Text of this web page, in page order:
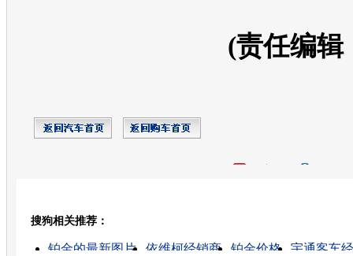
(责任编辑
搜狗相关推荐：
铂金的最新图片 依维柯经销商 铂金价格
宇通客车